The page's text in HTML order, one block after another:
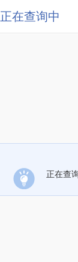
正在查询中
正在查